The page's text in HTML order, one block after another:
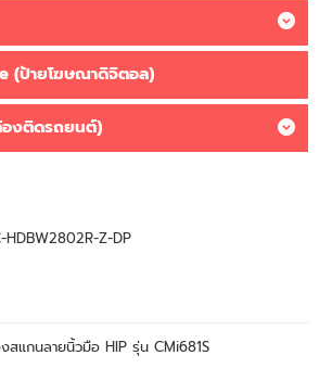
(ป้ายโฆษณาดิจิตอล)
องติดรถยนต์)
HDBW2802R-Z-DP
งสแกนลายนิ้วมือ HIP รุ่น CMi681S